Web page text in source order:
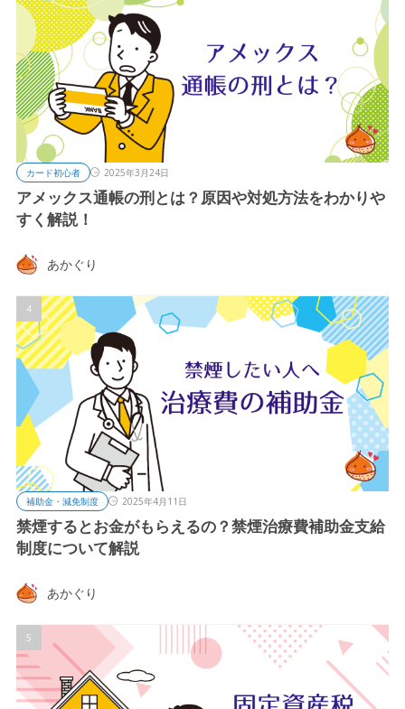
カード初心者 2025年3月24日
アメックス通帳の刑とは？原因や対処方法をわかりや
すく解説！
あかぐり
補助金・減免制度 2025年4月11日
禁煙するとお金がもらえるの？禁煙治療費補助金支給
制度について解説
あかぐり